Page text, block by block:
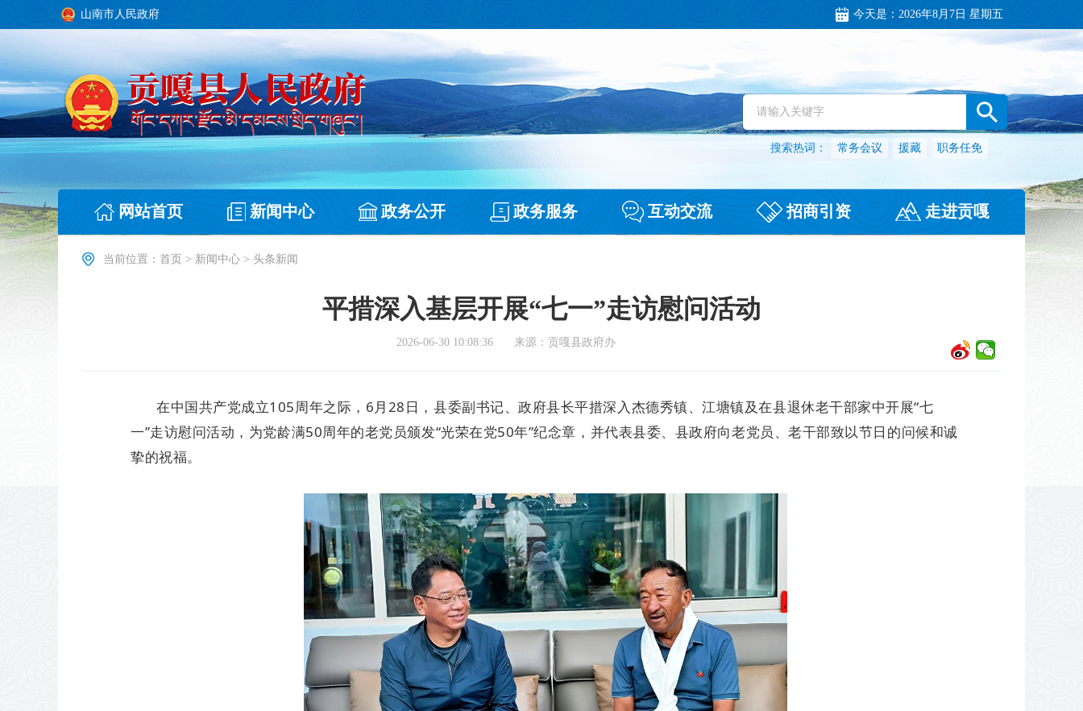
山南市人民政府 今天是： 2026年8月7日 星期五
搜索热词： 常务会议 援藏 职务任免
网站首页 新闻中心 政务公开 政务服务 互动交流 招商引资 走进贡嘎
当前位置： 首页 > 新闻中心 > 头条新闻
平措深入基层开展“七一”走访慰问活动
2026-06-30 10:08:36 来源：贡嘎县政府办
在中国共产党成立105周年之际，6月28日，县委副书记、政府县长平措深入杰德秀镇、江塘镇及在县退休老干部家中开展“七
一”走访慰问活动，为党龄满50周年的老党员颁发“光荣在党50年”纪念章，并代表县委、县政府向老党员、老干部致以节日的问候和诚
挚的祝福。